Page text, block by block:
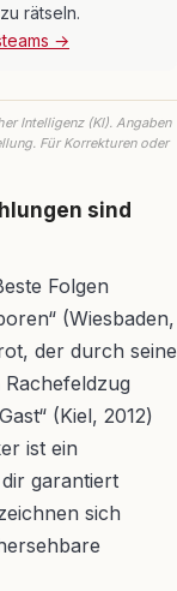
rätseln.
→
Intelligenz (KI). Angaben
Für Korrekturen oder
sind
Folgen
(Wiesbaden,
der durch seine
(Kiel, 2012)
ist ein
garantiert
sich